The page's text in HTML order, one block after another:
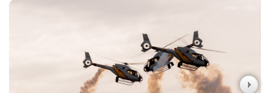
Carniceria y granja El Viejo Peña
Casa Berta